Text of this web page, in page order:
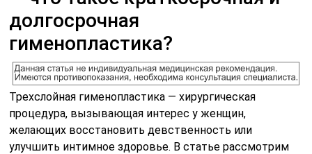
долгосрочная
гименопластика?
Трехслойная гименопластика — хирургическая
процедура, вызывающая интерес у женщин,
желающих восстановить девственность или
улучшить интимное здоровье. В статье рассмотрим